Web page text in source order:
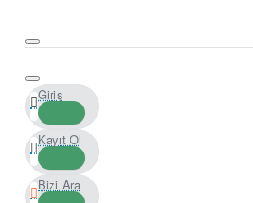
Giriş
Kayıt Ol
Bizi Ara